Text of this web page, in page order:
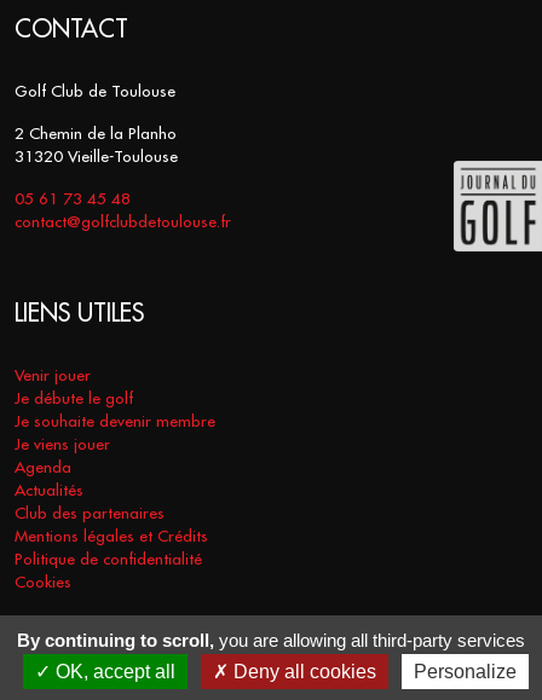
CONTACT
Golf Club de Toulouse
2 Chemin de la Planho
31320 Vieille-Toulouse
05 61 73 45 48
contact@golfclubdetoulouse.fr
LIENS UTILES
Venir jouer
Je débute le golf
Je souhaite devenir membre
Je viens jouer
Agenda
Actualités
Club des partenaires
Mentions légales et Crédits
Politique de confidentialité
Cookies
COPYRIGHT © 2026 - GOLF CLUB DE TOULOUSE. TOUS DROITS
RÉSERVÉS.
RÉALISATION VT-DESIGN 2021
By continuing to scroll, you are allowing all third-party services
OK, accept all
Deny all cookies Personalize